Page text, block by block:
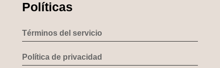
Políticas
Términos del servicio
Política de privacidad